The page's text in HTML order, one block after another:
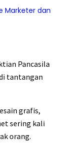
Marketer dan
Pancasila
tantangan
grafis,
sering kali
orang.